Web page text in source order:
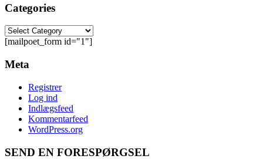
Categories
[mailpoet_form id="1"]
Meta
Registrer
Log ind
Indlægsfeed
Kommentarfeed
WordPress.org
SEND EN FORESPØRGSEL